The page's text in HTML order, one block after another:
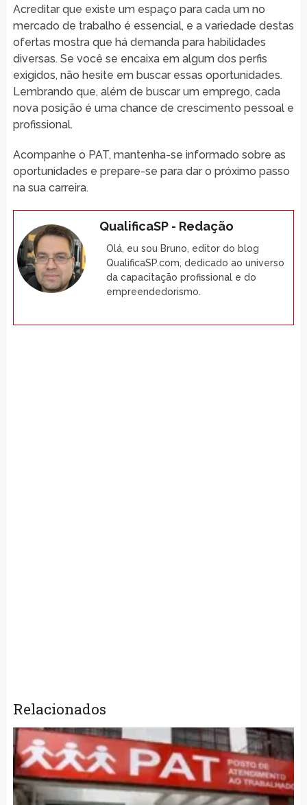
Acreditar que existe um espaço para cada um no
mercado de trabalho é essencial, e a variedade destas
ofertas mostra que há demanda para habilidades
diversas. Se você se encaixa em algum dos perfis
exigidos, não hesite em buscar essas oportunidades.
Lembrando que, além de buscar um emprego, cada
nova posição é uma chance de crescimento pessoal e
profissional.
Acompanhe o PAT, mantenha-se informado sobre as
oportunidades e prepare-se para dar o próximo passo
na sua carreira.
QualificaSP - Redação
Olá, eu sou Bruno, editor do blog
QualificaSP.com, dedicado ao universo
da capacitação profissional e do
empreendedorismo.
Relacionados